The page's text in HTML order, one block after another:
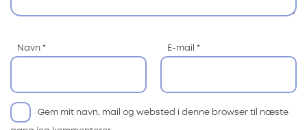
Navn * E-mail *
Gem mit navn, mail og websted i denne browser til næste